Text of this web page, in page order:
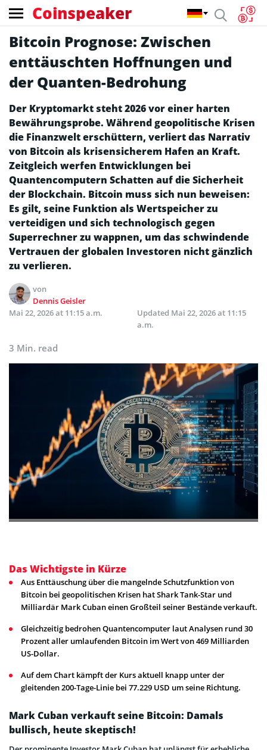
Coinspeaker
Bitcoin Prognose: Zwischen
enttäuschten Hoffnungen und
der Quanten-Bedrohung
Der Kryptomarkt steht 2026 vor einer harten
Bewährungsprobe. Während geopolitische Krisen
die Finanzwelt erschüttern, verliert das Narrativ
von Bitcoin als krisensicherem Hafen an Kraft.
Zeitgleich werfen Entwicklungen bei
Quantencomputern Schatten auf die Sicherheit
der Blockchain. Bitcoin muss sich nun beweisen:
Es gilt, seine Funktion als Wertspeicher zu
verteidigen und sich technologisch gegen
Superrechner zu wappnen, um das schwindende
Vertrauen der globalen Investoren nicht gänzlich
zu verlieren.
von
Dennis Geisler
Mai 22, 2026 at 11:15 a.m.
Updated Mai 22, 2026 at 11:15
a.m.
3 Min. read
Das Wichtigste in Kürze
Aus Enttäuschung über die mangelnde Schutzfunktion von
Bitcoin bei geopolitischen Krisen hat Shark Tank-Star und
Milliardär Mark Cuban einen Großteil seiner Bestände verkauft.
Gleichzeitig bedrohen Quantencomputer laut Analysen rund 30
Prozent aller umlaufenden Bitcoin im Wert von 469 Milliarden
US-Dollar.
Auf dem Chart kämpft der Kurs aktuell knapp unter der
gleitenden 200-Tage-Linie bei 77.229 USD um seine Richtung.
Mark Cuban verkauft seine Bitcoin: Damals
bullisch, heute skeptisch!